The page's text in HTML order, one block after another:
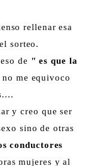
rellenar esa
sorteo.
de " es que la
no me equivoco
y creo que ser
sino de otras
conductores
mujeres y al